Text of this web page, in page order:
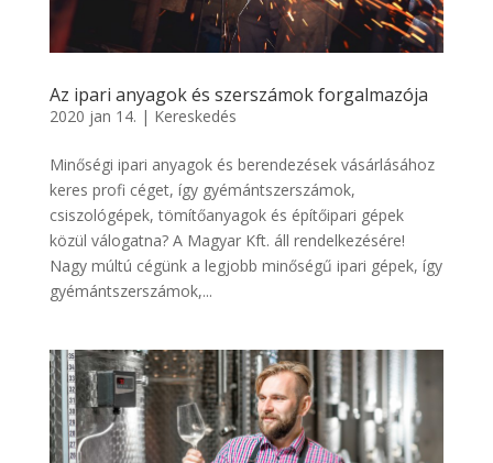
Az ipari anyagok és szerszámok forgalmazója
2020 jan 14. | Kereskedés
Minőségi ipari anyagok és berendezések vásárlásához
keres profi céget, így gyémántszerszámok,
csiszológépek, tömítőanyagok és építőipari gépek
közül válogatna? A Magyar Kft. áll rendelkezésére!
Nagy múltú cégünk a legjobb minőségű ipari gépek, így
gyémántszerszámok,...